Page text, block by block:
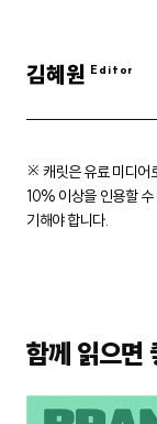
김혜원
※ 캐릿은 유료 미디어
10% 이상을 인용할
기해야 합니다.
함께 읽으면